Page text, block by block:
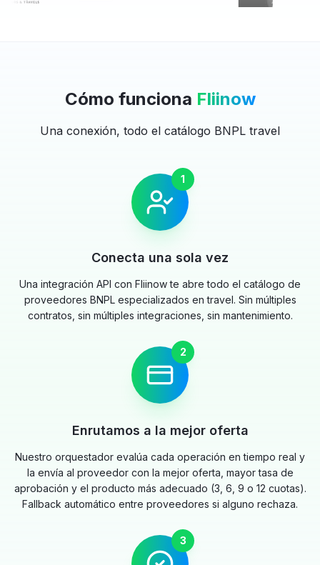
Cómo funciona Fliinow
Una conexión, todo el catálogo BNPL travel
1
Conecta una sola vez
Una integración API con Fliinow te abre todo el catálogo de
proveedores BNPL especializados en travel. Sin múltiples
contratos, sin múltiples integraciones, sin mantenimiento.
2
Enrutamos a la mejor oferta
Nuestro orquestador evalúa cada operación en tiempo real y
la envía al proveedor con la mejor oferta, mayor tasa de
aprobación y el producto más adecuado (3, 6, 9 o 12 cuotas).
Fallback automático entre proveedores si alguno rechaza.
3